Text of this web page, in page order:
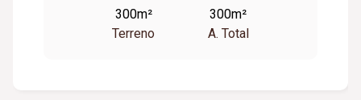
300m²
Terreno
300m²
A. Total